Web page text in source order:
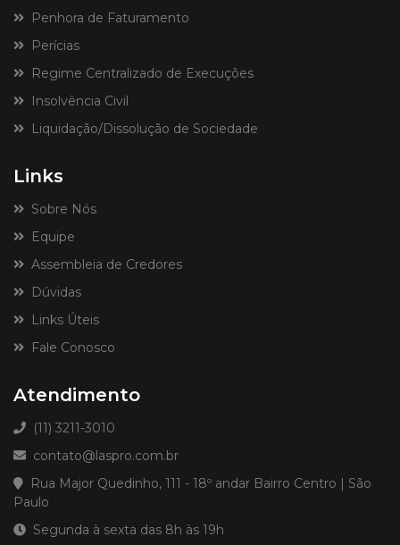
Penhora de Faturamento
Perícias
Regime Centralizado de Execuções
Insolvência Civil
Liquidação/Dissolução de Sociedade
Links
Sobre Nós
Equipe
Assembleia de Credores
Dúvidas
Links Úteis
Fale Conosco
Atendimento
(11) 3211-3010
contato@laspro.com.br
Rua Major Quedinho, 111 - 18º andar Bairro Centro | São
Paulo
Segunda à sexta das 8h às 19h